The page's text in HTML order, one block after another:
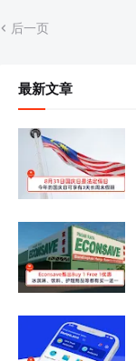
后一页
最新文章